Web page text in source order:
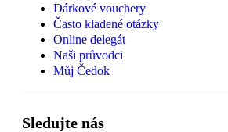
Dárkové vouchery
Často kladené otázky
Online delegát
Naši průvodci
Můj Čedok
Sledujte nás